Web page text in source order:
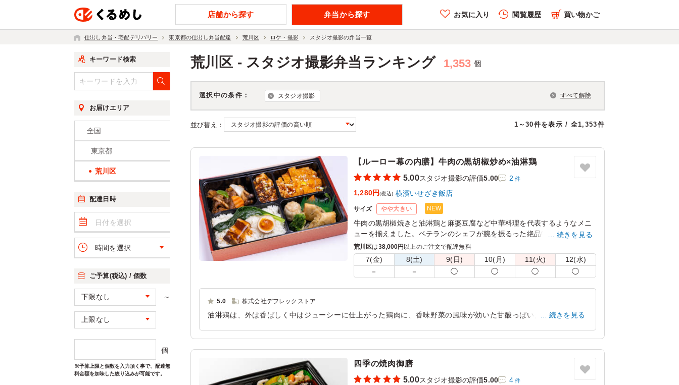
店舗から探す 弁当から探す お気に入り 閲覧履歴 買い物かご
仕出し弁当・宅配デリバリー 東京都の仕出し弁当配達 荒川区 ロケ・撮影 スタジオ撮影の弁当一覧
荒川区 - スタジオ撮影弁当ランキング 1,353 個
選択中の条件： スタジオ撮影 すべて解除
並び替え： 1～30件を表示 / 全1,353件
【ルーロー幕の内膳】牛肉の黒胡椒炒め×油淋鶏
5.00スタジオ撮影の評価5.00 2 件
1,280円(税込) 横濱いせざき飯店
サイズ やや大きい NEW
牛肉の黒胡椒焼きと油淋鶏と麻婆豆腐など中華料理を代表するようなメニ
ューを揃えました。ベテランのシェフが腕を振るった絶品中華をお楽しみ
ください。
続きを見る
荒川区は38,000円 以上のご注文で配達無料
7(金) 8(土) 9(日) 10(月) 11(火) 12(水)
－ － ◯ ◯ ◯ ◯
5.0 株式会社デフレックストア
油淋鶏は、外は香ばしく中はジューシーに仕上がった鶏肉に、香味野菜の風味が効いた甘酸っぱいたれがよく絡
ただけました。
続きを見る
四季の焼肉御膳
5.00スタジオ撮影の評価5.00 4 件
キーワード検索
お届けエリア
全国
東京都
荒川区
配達日時
時間を選択
ご予算(税込) / 個数
～
個
※予算上限と個数を入力頂く事で、配達無
料金額を加味した絞り込みが可能です。